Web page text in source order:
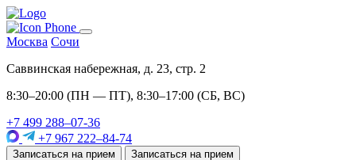
Москва Сочи
Саввинская набережная, д. 23, стр. 2
8:30–20:00 (ПН — ПТ), 8:30–17:00 (СБ, ВС)
+7 499 288–07-36
+7 967 222–84-74
Записаться на прием Записаться на прием